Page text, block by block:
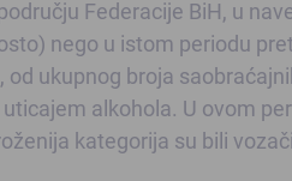
Federacije BiH, u
nego u istom periodu
ukupnog broja
alkohola. U ovom
kategorija su bili